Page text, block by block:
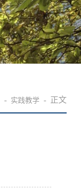
- 实践教学 - 正文